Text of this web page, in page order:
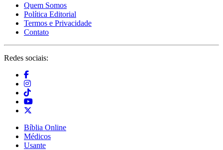
Quem Somos
Política Editorial
Termos e Privacidade
Contato
Redes sociais:
Bíblia Online
Médicos
Usante